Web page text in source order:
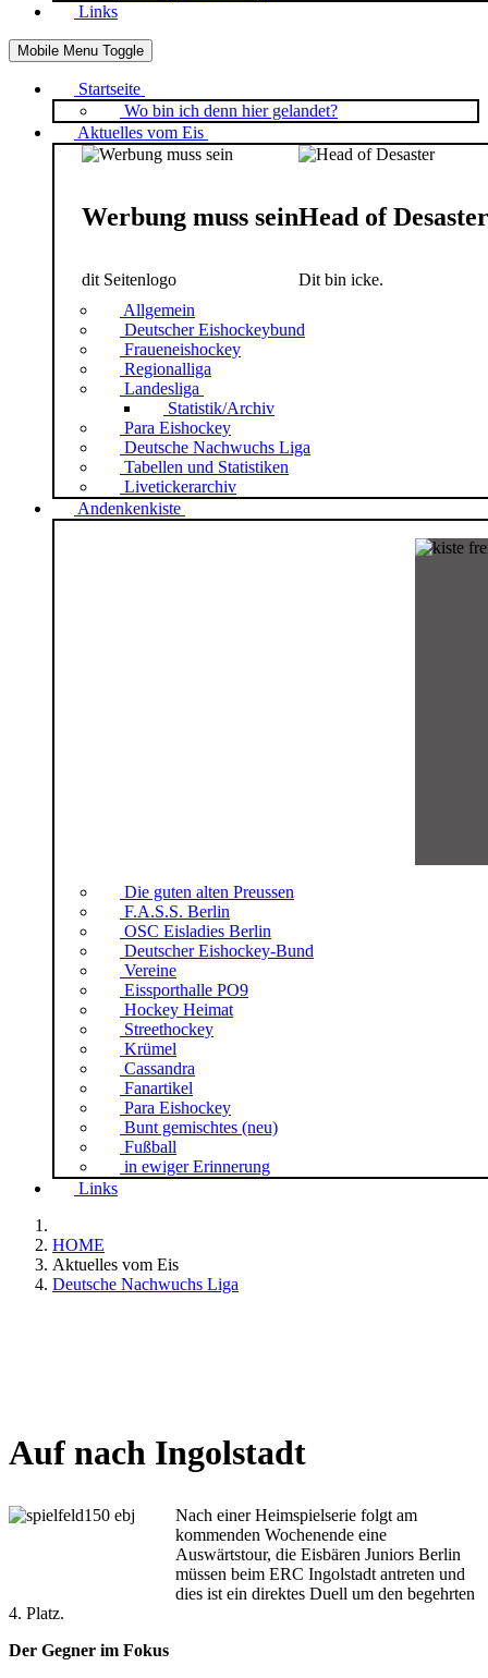
Links
Mobile Menu Toggle
Startseite
Wo bin ich denn hier gelandet?
Aktuelles vom Eis
Werbung muss sein
dit Seitenlogo
Head of Desaster
Dit bin icke.
Allgemein
Deutscher Eishockeybund
Fraueneishockey
Regionalliga
Landesliga
Statistik/Archiv
Para Eishockey
Deutsche Nachwuchs Liga
Tabellen und Statistiken
Livetickerarchiv
Andenkenkiste
Die guten alten Preussen
F.A.S.S. Berlin
OSC Eisladies Berlin
Deutscher Eishockey-Bund
Vereine
Eissporthalle PO9
Hockey Heimat
Streethockey
Krümel
Cassandra
Fanartikel
Para Eishockey
Bunt gemischtes (neu)
Fußball
in ewiger Erinnerung
Links
HOME
Aktuelles vom Eis
Deutsche Nachwuchs Liga
Auf nach Ingolstadt
Nach einer Heimspielserie folgt am
kommenden Wochenende eine
Auswärtstour, die Eisbären Juniors Berlin
müssen beim ERC Ingolstadt antreten und
dies ist ein direktes Duell um den begehrten
4. Platz.
Der Gegner im Fokus